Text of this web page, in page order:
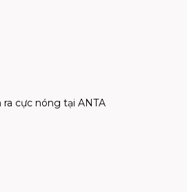
cực nóng tại ANTA